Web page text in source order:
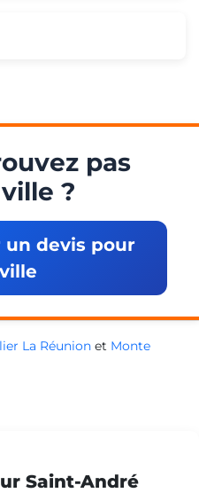
pas
?
un devis pour
La Réunion et Monte
Saint-André